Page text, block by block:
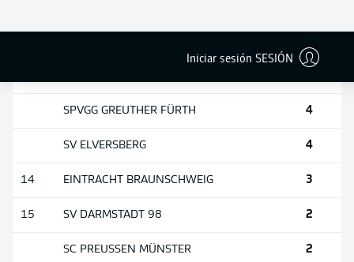
Iniciar sesión SESIÓN
SPVGG GREUTHER FÜRTH 4
SV ELVERSBERG 4
14 EINTRACHT BRAUNSCHWEIG 3
15 SV DARMSTADT 98 2
SC PREUSSEN MÜNSTER 2